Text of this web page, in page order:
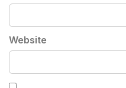
Website